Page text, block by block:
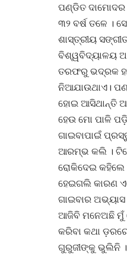
ପଣ୍ଡିତ ଦାମୋଦର
୩୨ ବର୍ଷ ତଳେ ।
ଶାସ୍ତ୍ରୀୟ
ବିଶ୍ୱବିଦ୍ୟାଳୟ
ତରଫରୁ ଭଦ୍ରକ
ନିଆଯାଉଥାଏ।
ହୋଇ ଆସିଥାନ୍ତି
ହେଉ ମୋ ପାଳି
ଗାଇବାପାଇଁ
ଆରମ୍ଭ କଲି ।
ରୋକିଦେଇ କହିଲେ
ହେଇଗଲି କାରଣ
ଗାଇବାର
ଆଜିବି ମନେଅଛି ମୁଁ
କରିବା କଥା
ଗୁରୁଜୀଙ୍କୁ ଭୁଲିନି ।